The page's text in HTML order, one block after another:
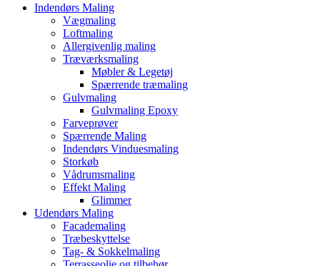
Indendørs Maling
Vægmaling
Loftmaling
Allergivenlig maling
Træværksmaling
Møbler & Legetøj
Spærrende træmaling
Gulvmaling
Gulvmaling Epoxy
Farveprøver
Spærrende Maling
Indendørs Vinduesmaling
Storkøb
Vådrumsmaling
Effekt Maling
Glimmer
Udendørs Maling
Facademaling
Træbeskyttelse
Tag- & Sokkelmaling